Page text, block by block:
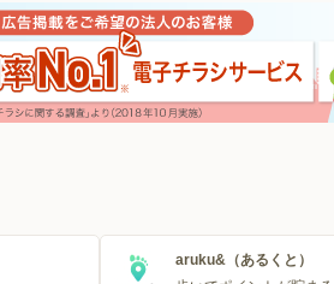
aruku&（あるくと）